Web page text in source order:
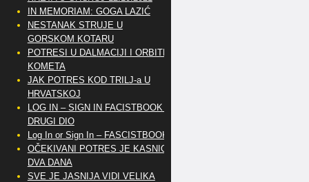
IN MEMORIAM: GOGA LAZIĆ
NESTANAK STRUJE U
GORSKOM KOTARU
POTRESI U DALMACIJI I ORBITE
KOMETA
JAK POTRES KOD TRILJ-a U
HRVATSKOJ
LOG IN – SIGN IN FACISTBOOK –
DRUGI DIO
Log In or Sign In – FASCISTBOOK
OČEKIVANI POTRES JE KASNIO
DVA DANA
SVE JE JASNIJA VIDI VELIKA